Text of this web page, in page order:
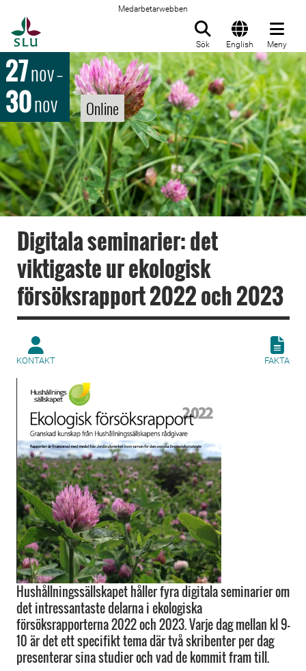
Medarbetarwebben
Sök English Meny
27nov–
30nov Online
Digitala seminarier: det
viktigaste ur ekologisk
försöksrapport 2022 och 2023
KONTAKT FAKTA
Hushållningssällskapet håller fyra digitala seminarier om
det intressantaste delarna i ekologiska
försöksrapporterna 2022 och 2023. Varje dag mellan kl 9-
10 är det ett specifikt tema där två skribenter per dag
presenterar sina studier och vad de kommit fram till.